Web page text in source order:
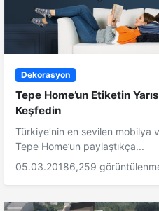
Dekorasyon
Tepe Home’un Etiketin
Keşfedin
Türkiye’nin en sevilen mobilya
Tepe Home’un paylaştıkça...
05.03.20186,259